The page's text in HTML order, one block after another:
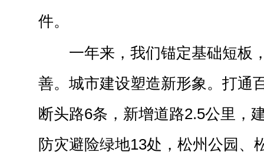
件。
一年来，我们锚定基础短板
善。城市建设塑造新形象。打通
断头路6条，新增道路2.5公里，
防灾避险绿地13处，松州公园、